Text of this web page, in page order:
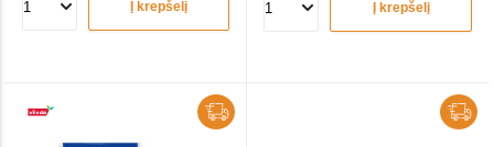
Į krepšelį Į krepšelį